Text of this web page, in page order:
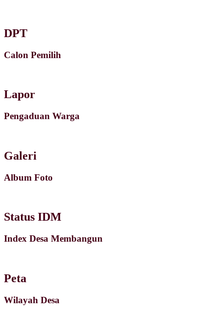
DPT
Calon Pemilih
Lapor
Pengaduan Warga
Galeri
Album Foto
Status IDM
Index Desa Membangun
Peta
Wilayah Desa